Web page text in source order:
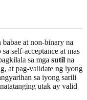
at non-binary na
self-acceptance at mas
sa mga sutil na
at pag-validate ng iyong
sa iyong sarili
utak ay valid